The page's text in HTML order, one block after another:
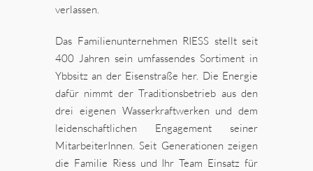
verlassen.
Das Familienunternehmen RIESS stellt seit
400 Jahren sein umfassendes Sortiment in
Ybbsitz an der Eisenstraße her. Die Energie
dafür nimmt der Traditionsbetrieb aus den
drei eigenen Wasserkraftwerken und dem
leidenschaftlichen Engagement seiner
MitarbeiterInnen. Seit Generationen zeigen
die Familie Riess und Ihr Team Einsatz für